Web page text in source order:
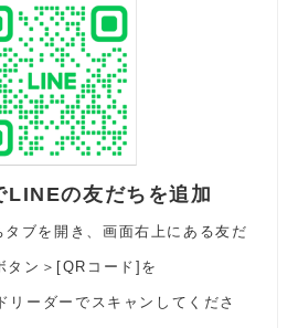
LINEの友だちを追加
ブを開き、画面右上にある友だ
タン＞[QRコード]を
リーダーでスキャンしてくださ